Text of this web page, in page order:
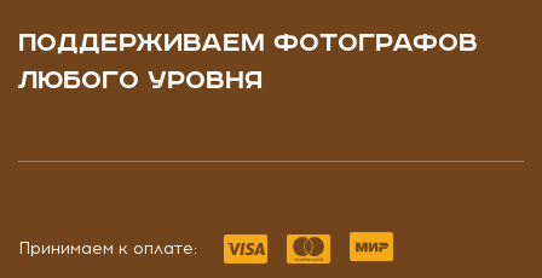
ПОДДЕРЖИВАЕМ ФОТОГРАФОВ
ЛЮБОГО УРОВНЯ
Принимаем к оплате: